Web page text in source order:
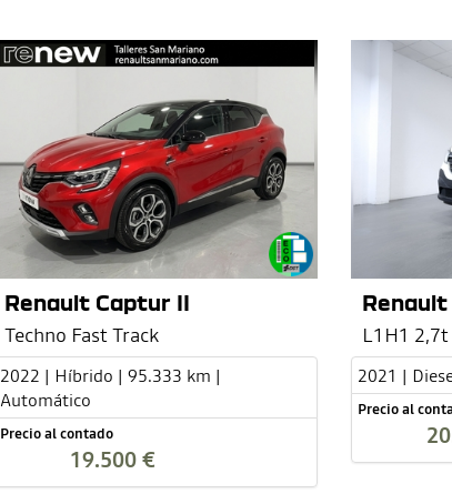
Renault Captur II
Techno Fast Track
2022 | Híbrido | 95.333 km |
Automático
Precio al contado
19.500 €
L1H1 2,7t
2021 |
Precio al